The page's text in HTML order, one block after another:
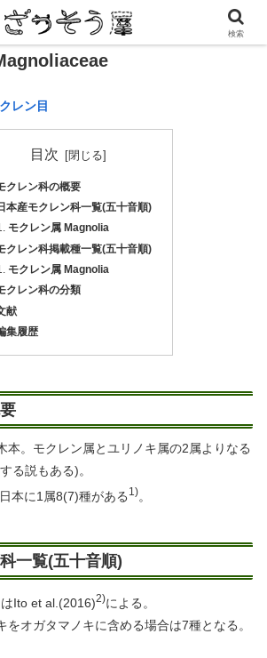
レン目
目次
クレン科の概要
本産モクレン科一覧(五十音順)
モクレン属 Magnolia
クレン科掲載種一覧(五十音順)
モクレン属 Magnolia
クレン科の分類
献
集履歴
本。モクレン属とユリノキ属の2属よりなる
る説もある)。
本に1属8(7)種がある 1)。
一覧(五十音順)
Ito et al.(2016)2)による。
をオガタマノキに含める場合は7種となる。
検索